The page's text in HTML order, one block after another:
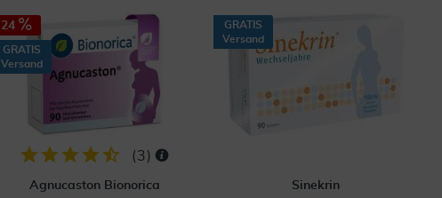
24
GRATIS
Versand
(3)
Agnucaston Bionorica
GRATIS
Versand
Sinekrin